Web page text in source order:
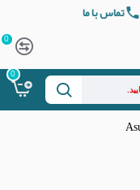
تماس با ما
0
0